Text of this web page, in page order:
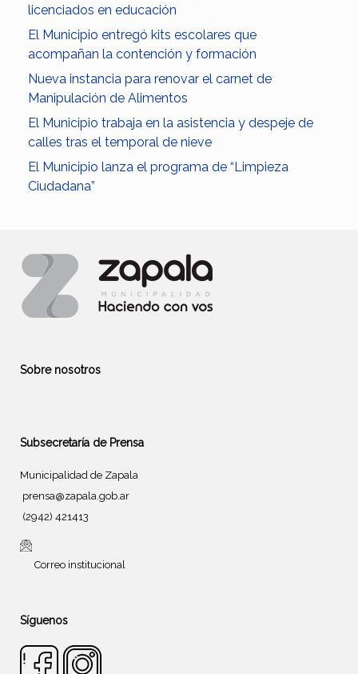
licenciados en educación
El Municipio entregó kits escolares que
acompañan la contención y formación
Nueva instancia para renovar el carnet de
Manipulación de Alimentos
El Municipio trabaja en la asistencia y despeje de
calles tras el temporal de nieve
El Municipio lanza el programa de “Limpieza
Ciudadana”
Sobre nosotros
Subsecretaría de Prensa
Municipalidad de Zapala
prensa@zapala.gob.ar
(2942) 421413
Correo institucional
Síguenos